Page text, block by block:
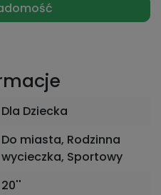
Dla Dziecka
Do miasta, Rodzinna
wycieczka, Sportowy
20''